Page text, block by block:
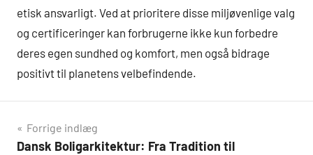
etisk ansvarligt. Ved at prioritere disse miljøvenlige valg
og certificeringer kan forbrugerne ikke kun forbedre
deres egen sundhed og komfort, men også bidrage
positivt til planetens velbefindende.
Indlægsnavigation
Forrige indlæg
Dansk Boligarkitektur: Fra Tradition til